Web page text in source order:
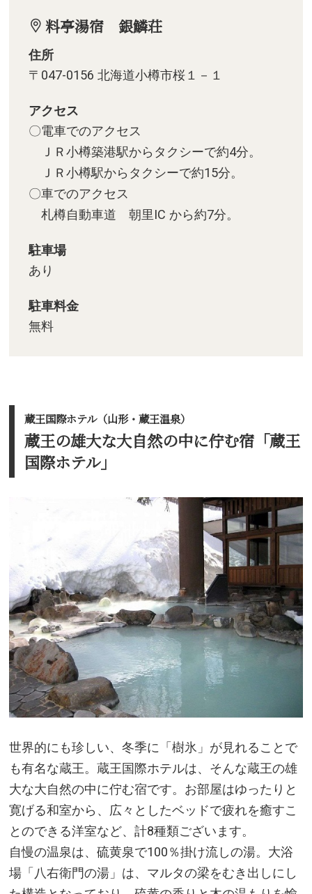
料亭湯宿 銀鱗荘
住所
〒047-0156 北海道小樽市桜１－１
アクセス
〇電車でのアクセス
ＪＲ小樽築港駅からタクシーで約4分。
ＪＲ小樽駅からタクシーで約15分。
〇車でのアクセス
札樽自動車道 朝里IC から約7分。
駐車場
あり
駐車料金
無料
蔵王国際ホテル（山形・蔵王温泉）
蔵王の雄大な大自然の中に佇む宿「蔵王
国際ホテル」
世界的にも珍しい、冬季に「樹氷」が見れることで
も有名な蔵王。蔵王国際ホテルは、そんな蔵王の雄
大な大自然の中に佇む宿です。お部屋はゆったりと
寛げる和室から、広々としたベッドで疲れを癒すこ
とのできる洋室など、計8種類ございます。
自慢の温泉は、硫黄泉で100％掛け流しの湯。大浴
場「八右衛門の湯」は、マルタの梁をむき出しにし